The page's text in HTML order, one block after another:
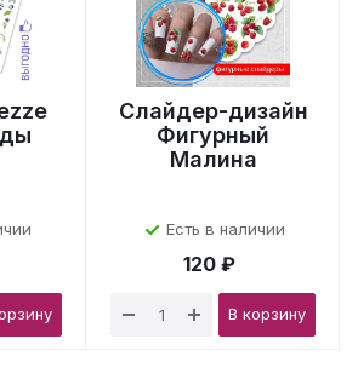
Слайдер-дизайн
Фигурный
Малина
Есть в наличии
120 ₽
В корзину